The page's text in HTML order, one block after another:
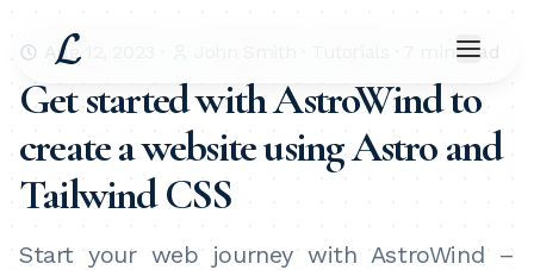
Toggle
Aug 12, 2023 min read
Get started with AstroWind to
create a website using Astro and
Tailwind CSS
Start your web journey with AstroWind –